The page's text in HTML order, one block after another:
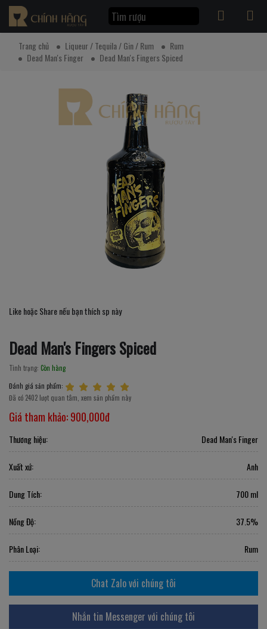
Trang chủ Liqueur / Tequila / Gin / Rum
Rum
Dead Man's Finger
Dead Man's Fingers Spiced
Like hoặc Share nếu bạn thích sp này
Dead Man's Fingers Spiced
Tình trạng: Còn hàng
Đánh giá sản phẩm:
Đã có 2402 lượt quan tâm, xem sản phẩm này
Giá tham khảo:900,000đ
Thương hiệu: Dead Man's Finger
Xuất xứ: Anh
Dung Tích: 700 ml
Nồng Độ: 37.5%
Phân Loại: Rum
Chat Zalo với chúng tôi
Nhắn tin Messenger với chúng tôi